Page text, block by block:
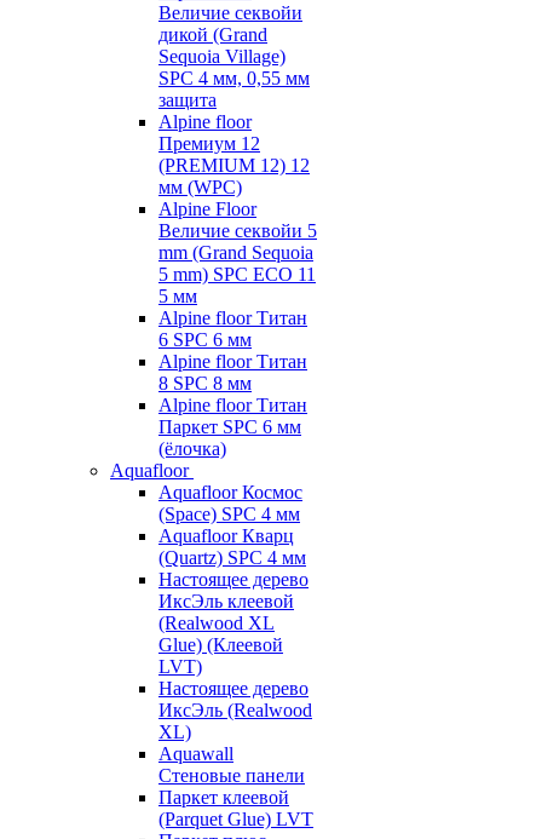
Величие секвойи
дикой (Grand
Sequoia Village)
SPC 4 мм, 0,55 мм
защита
Alpine floor
Премиум 12
(PREMIUM 12) 12
мм (WPC)
Alpine Floor
Величие секвойи 5
mm (Grand Sequoia
5 mm) SPC ECO 11
5 мм
Alpine floor Титан
6 SPC 6 мм
Alpine floor Титан
8 SPC 8 мм
Alpine floor Титан
Паркет SPC 6 мм
(ёлочка)
Aquafloor
Aquafloor Космос
(Space) SPC 4 мм
Aquafloor Кварц
(Quartz) SPC 4 мм
Настоящее дерево
ИксЭль клеевой
(Realwood XL
Glue) (Клеевой
LVT)
Настоящее дерево
ИксЭль (Realwood
XL)
Aquawall
Стеновые панели
Паркет клеевой
(Parquet Glue) LVT